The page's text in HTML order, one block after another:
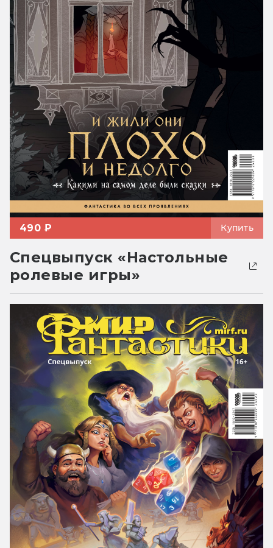
490 ₽ Купить
Спецвыпуск «Настольные
ролевые игры»